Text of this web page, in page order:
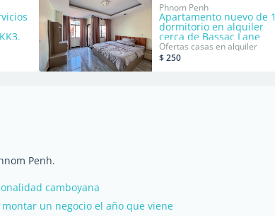
Phnom Penh
Apartamento nuevo de 1
dormitorio en alquiler
cerca de Bassac Lane
Ofertas casas en alquiler
$ 250
Penh.
camboyana
un negocio el año que viene